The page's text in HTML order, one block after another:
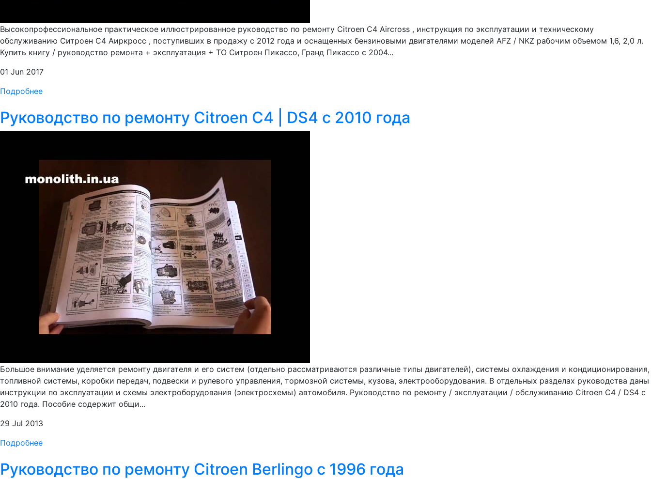
Высокопрофессиональное практическое иллюстрированное руководство по ремонту Citroen C4 Aircross , инструкция по эксплуатации и техническому
обслуживанию Ситроен С4 Аиркросс , поступивших в продажу с 2012 года и оснащенных бензиновыми двигателями моделей AFZ / NKZ рабочим объемом 1,6, 2,0 л.
Купить книгу / руководство ремонта + эксплуатация + ТО Ситроен Пикассо, Гранд Пикассо с 2004...
01 Jun 2017
Подробнее
Руководство по ремонту Citroen C4 | DS4 с 2010 года
Большое внимание уделяется ремонту двигателя и его систем (отдельно рассматриваются различные типы двигателей), системы охлаждения и кондиционирования,
топливной системы, коробки передач, подвески и рулевого управления, тормозной системы, кузова, электрооборудования. В отдельных разделах руководства даны
инструкции по эксплуатации и схемы электроборудования (электросхемы) автомобиля. Руководство по ремонту / эксплуатации / обслуживанию Citroen C4 / DS4 c
2010 года. Пособие содержит общи...
29 Jul 2013
Подробнее
Руководство по ремонту Citroen Berlingo с 1996 года